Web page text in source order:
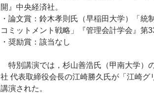
開』中央経済社。
・論文賞：鈴木孝則氏（早稲田大学）「統
コミットメント戦略」『管理会計学会』第
・奨励賞：該当なし
特別講演では，杉山善浩氏（甲南大学）
社 代表取締役会長の江崎勝久氏が「江崎
講演された。